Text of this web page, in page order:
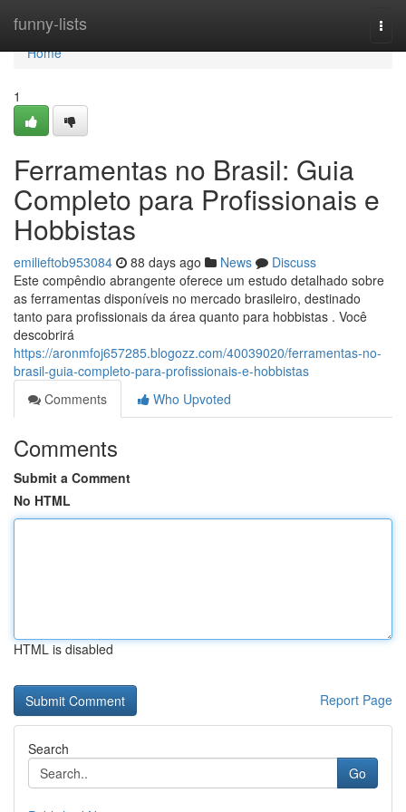
funny-lists
Home
Home
1
Ferramentas no Brasil: Guia
Completo para Profissionais e
Hobbistas
emilieftob953084 88 days ago News
Discuss
Este compêndio abrangente oferece um estudo detalhado sobre
as ferramentas disponíveis no mercado brasileiro, destinado
tanto para profissionais da área quanto para hobbistas . Você
descobrirá
https://aronmfoj657285.blogozz.com/40039020/ferramentas-no-
brasil-guia-completo-para-profissionais-e-hobbistas
Comments
Who Upvoted
Comments
Submit a Comment
No HTML
HTML is disabled
Report Page
Search
Go